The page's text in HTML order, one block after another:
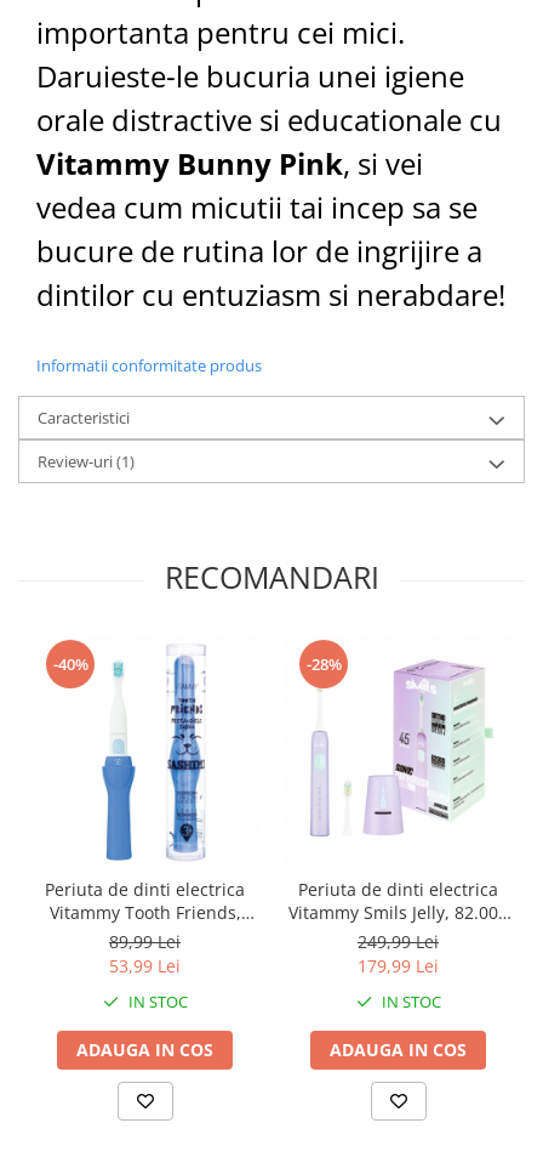
importanta pentru cei mici.
Daruieste-le bucuria unei igiene
orale distractive si educationale cu
Vitammy Bunny Pink, si vei
vedea cum micutii tai incep sa se
bucure de rutina lor de ingrijire a
dintilor cu entuziasm si nerabdare!
Informatii conformitate produs
Caracteristici
Review-uri(1)
RECOMANDARI
-40%
Periuta de dinti electrica
Vitammy Tooth Friends,
pentru copii 3+, animatie
Sashimi, tehnologie IPX6,
26.000 vibratii pe minut, 2
moduri de periaj,
Bleumarin
89,99 Lei
53,99 Lei
IN STOC
ADAUGA IN COS
-28%
Periuta de dinti electrica
Vitammy Smils Jelly, 82.000
de miscari/min, 5 programe
de periaj, baza incarcare
USB, 2 capete periuta,
Violet
249,99 Lei
179,99 Lei
IN STOC
ADAUGA IN COS